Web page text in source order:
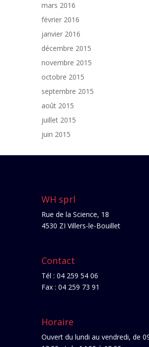
mars 2016
février 2016
janvier 2016
décembre 2015
novembre 2015
octobre 2015
septembre 2015
août 2015
juillet 2015
juin 2015
WH sprl
Rue de la Science, 18
4530 ZI Villers-le-Bouillet
Contact
Tél : 04 259 54 06
Fax : 04 259 73 91
Horaire
Ouvert du lundi au vendredi, de